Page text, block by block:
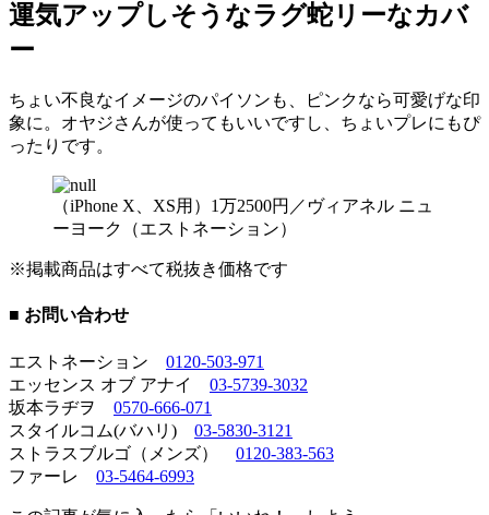
運気アップしそうなラグ蛇リーなカバ
ー
ちょい不良なイメージのパイソンも、ピンクなら可愛げな印
象に。オヤジさんが使ってもいいですし、ちょいプレにもぴ
ったりです。
（iPhone X、XS用）1万2500円／ヴィアネル ニュ
ーヨーク（エストネーション）
※掲載商品はすべて税抜き価格です
■ お問い合わせ
エストネーション 0120-503-971
エッセンス オブ アナイ 03-5739-3032
坂本ラヂヲ 0570-666-071
スタイルコム(バハリ) 03-5830-3121
ストラスブルゴ（メンズ） 0120-383-563
ファーレ 03-5464-6993